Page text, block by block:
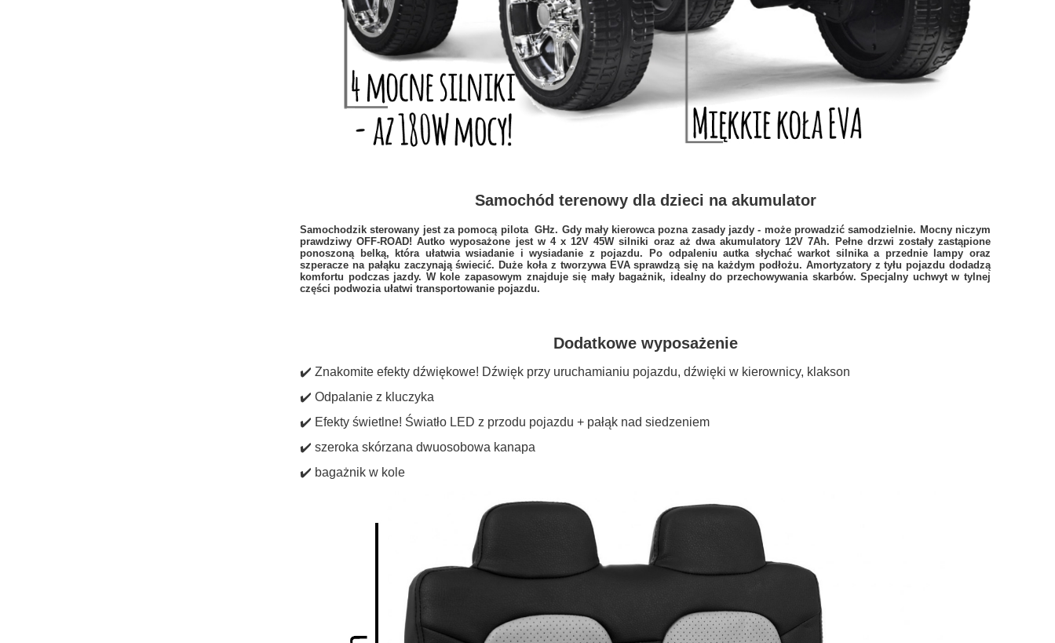
Samochód terenowy dla dzieci na akumulator
Samochodzik sterowany jest za pomocą pilota GHz. Gdy mały kierowca pozna zasady jazdy - może prowadzić samodzielnie. Mocny niczym
prawdziwy OFF-ROAD! Autko wyposażone jest w 4 x 12V 45W silniki oraz aż dwa akumulatory 12V 7Ah. Pełne drzwi zostały zastąpione
ponoszoną belką, która ułatwia wsiadanie i wysiadanie z pojazdu. Po odpaleniu autka słychać warkot silnika a przednie lampy oraz
szperacze na pałąku zaczynają świecić.Duże koła z tworzywa EVAsprawdzą się na każdym podłożu. Amortyzatory z tyłu pojazdu dodadzą
komfortu podczas jazdy. W kole zapasowym znajduje się mały bagażnik, idealny do przechowywania skarbów. Specjalny uchwyt w tylnej
części podwozia ułatwi transportowanie pojazdu.
Dodatkowe wyposażenie
✔️ Znakomite efekty dźwiękowe! Dźwięk przy uruchamianiu pojazdu, dźwięki w kierownicy, klakson
✔️ Odpalanie z kluczyka
✔️ Efekty świetlne! Światło LED z przodu pojazdu + pałąk nad siedzeniem
✔️ szeroka skórzana dwuosobowa kanapa
✔️ bagażnik w kole